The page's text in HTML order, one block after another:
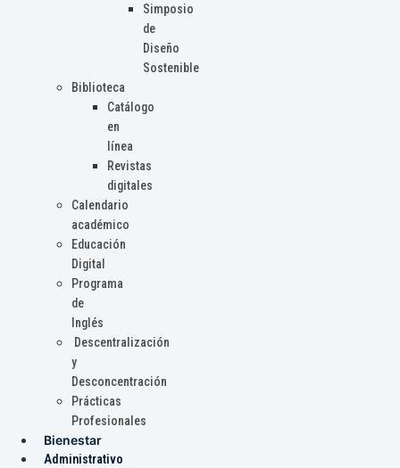
Simposio
de
Diseño
Sostenible
Biblioteca
Catálogo
en
línea
Revistas
digitales
Calendario
académico
Educación
Digital
Programa
de
Inglés
Descentralización
y
Desconcentración
Prácticas
Profesionales
Bienestar
Administrativo